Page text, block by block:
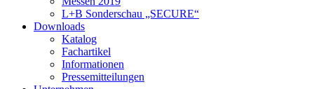
L+B Sonderschau „SECURE“
Downloads
Katalog
Fachartikel
Informationen
Pressemitteilungen